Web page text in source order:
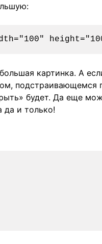
картинка. А
подстраивающемся
будет. Да еще
да и только!